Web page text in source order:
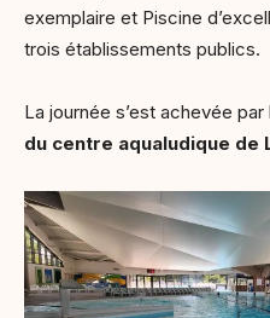
exemplaire et Piscine
trois établissements publics.
La journée s’est achevée par
du centre aqualudique de